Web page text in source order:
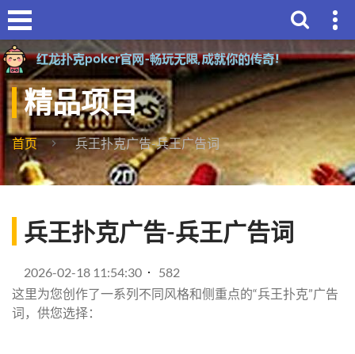
精品项目
首页 兵王扑克广告-兵王广告词
兵王扑克广告-兵王广告词
2026-02-18 11:54:30
582
这里为您创作了一系列不同风格和侧重点的“兵王扑克”广告
词，供您选择：